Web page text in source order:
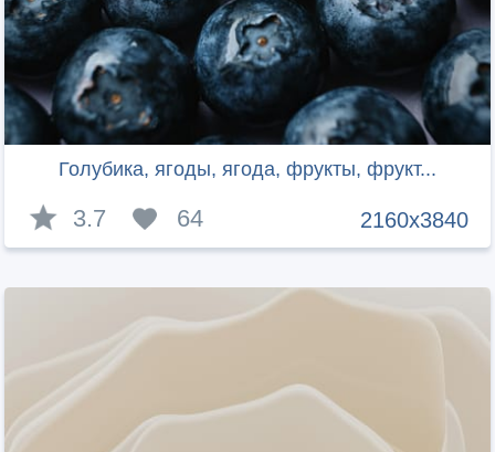
Голубика, ягоды, ягода, фрукты, фрукт...
2160x3840
3.7 64